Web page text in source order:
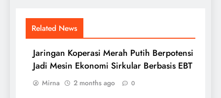
Related News
Jaringan Koperasi Merah Putih Berpotensi
Jadi Mesin Ekonomi Sirkular Berbasis EBT
Mirna 2 months ago 0